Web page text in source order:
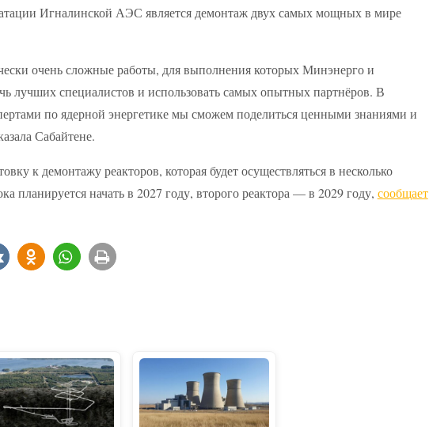
Игналинской АЭС является демонтаж двух самых мощных в мире
очень сложные работы, для выполнения которых Минэнерго и
лучших специалистов и использовать самых опытных партнёров. В
по ядерной энергетике мы сможем поделиться ценными знаниями и
Сабайтене.
к демонтажу реакторов, которая будет осуществляться в несколько
планируется начать в 2027 году, второго реактора — в 2029 году, сообщает